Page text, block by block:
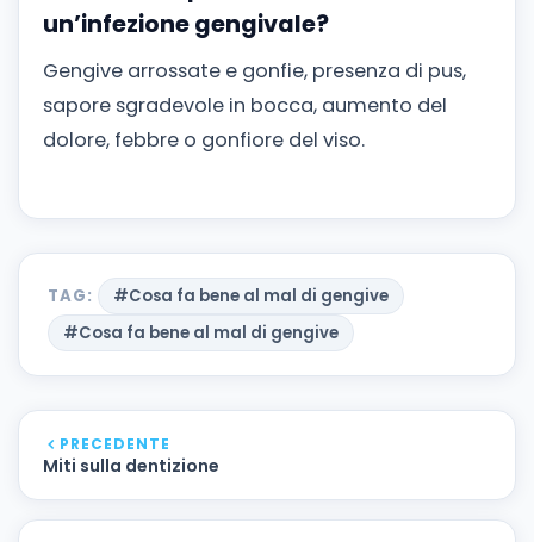
un’infezione gengivale?
Gengive arrossate e gonfie, presenza di pus,
sapore sgradevole in bocca, aumento del
dolore, febbre o gonfiore del viso.
TAG:
#Cosa fa bene al mal di gengive
#Cosa fa bene al mal di gengive
PRECEDENTE
Miti sulla dentizione